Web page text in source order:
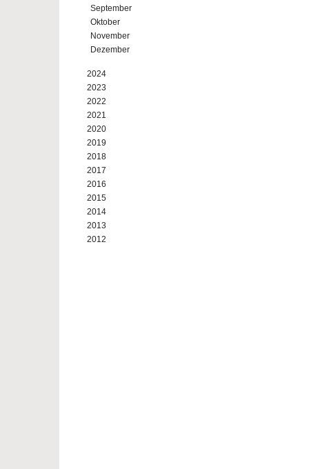
September
Oktober
November
Dezember
2024
2023
2022
2021
2020
2019
2018
2017
2016
2015
2014
2013
2012